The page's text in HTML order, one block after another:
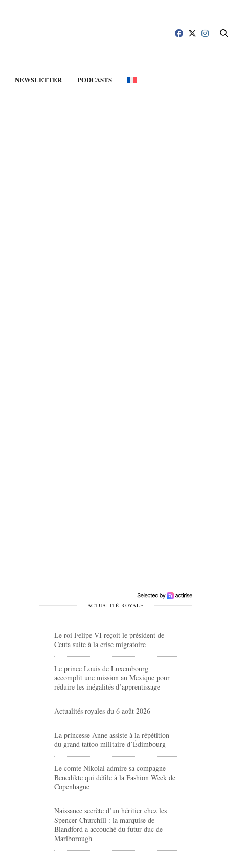
NEWSLETTER PODCASTS
ACTUALITÉ ROYALE
Le roi Felipe VI reçoit le président de
Ceuta suite à la crise migratoire
Le prince Louis de Luxembourg
accomplit une mission au Mexique pour
réduire les inégalités d’apprentissage
Actualités royales du 6 août 2026
La princesse Anne assiste à la répétition
du grand tattoo militaire d’Édimbourg
Le comte Nikolai admire sa compagne
Benedikte qui défile à la Fashion Week de
Copenhague
Naissance secrète d’un héritier chez les
Spencer-Churchill : la marquise de
Blandford a accouché du futur duc de
Marlborough